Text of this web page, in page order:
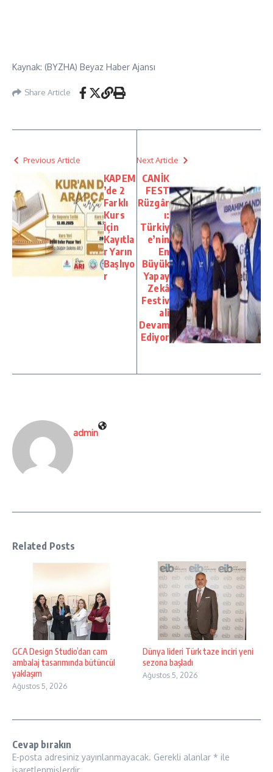
Kaynak: (BYZHA) Beyaz Haber Ajansı
Share Article
Previous Article
KAPEM
’de 2
Farklı
Kurs
İçin
Kayıtla
r Yarın
Başlıyo
r
Next Article
CANİK
FEST
Rüzgâr
ı:
Türkiy
e’nin
En
Büyük
Yapay
Zekâ
Festiv
ali
Devam
Ediyor
admin
Related Posts
GCA Design Studio’dan cam
ambalaj tasarımında bütüncül
yaklaşım
Ağustos 5, 2026
Dünya lideri Türk taze inciri yeni
sezona başladı
Ağustos 5, 2026
Cevap bırakın
E-posta adresiniz yayınlanmayacak. Gerekli alanlar * ile